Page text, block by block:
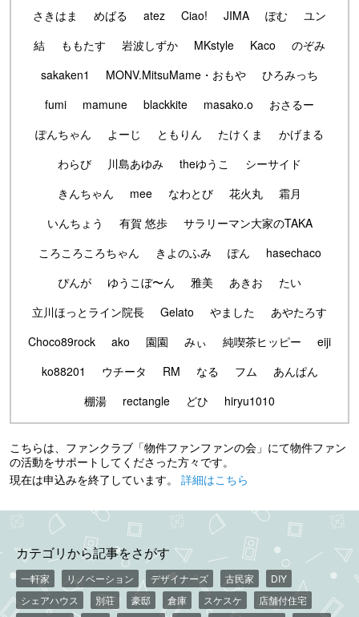
さきはま
めばる atez Ciao! JIMA ぽむ
ユン
結
ももたす 岩波しずか MKstyle Kaco
のぞみ
sakaken1
MONV.MitsuMame・おもや
ひろみっち
fumi
mamune blackkite masako.o
おさるー
ぽんちゃん
よーじ ともりん たけくま
かげまる
わらび
川島あゆみ theゆうこ
シーサイド
きんちゃん
mee なわとび 花火丸
霜月
いんちょう
有賀 悠歩
サラリーマン大家のTAKA
ころころころちゃん
きよのふみ ぽん
hasechaco
ぴんが
ゆうこぼ〜ん 雅美 あきお
たい
立川ほっとライン院長
Gelato やました
あやたろす
Choco89rock
ako 園園 みぃ 純喫茶ヒッピー
eiji
ko88201
ウチータ RM なる フム
あんぱん
棚湯
rectangle どひ hiryu1010
こちらは、ファンクラブ「物件ファンファンの会」にて物件ファン
の活動をサポートしてくださった方々です。
現在は申込みを終了しています。 詳細はこちら
カテゴリから記事をさがす
一軒家 リノベーション デザイナーズ 古民家
DIY
シェアハウス
別荘 豪邸 倉庫 スケスケ
店舗付住宅